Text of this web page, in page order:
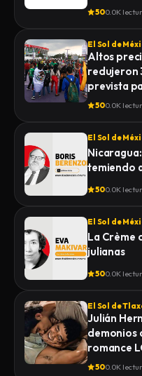
500.0K
El Sol de
Altos
redujeron
prevista
500.0K
El Sol de
temiendo
500.0K
El Sol de
La Crème
julianas
500.0K
El Sol de
Julián
demonios
romance
500.0K